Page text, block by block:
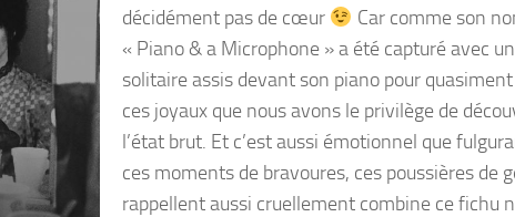
décidément pas de cœur
Car comme son
« Piano & a Microphone » a été capturé avec
solitaire assis devant son piano pour
ces joyaux que nous avons le privilège de
l’état brut. Et c’est aussi émotionnel que
ces moments de bravoures, ces poussières de
rappellent aussi cruellement combine ce fichu